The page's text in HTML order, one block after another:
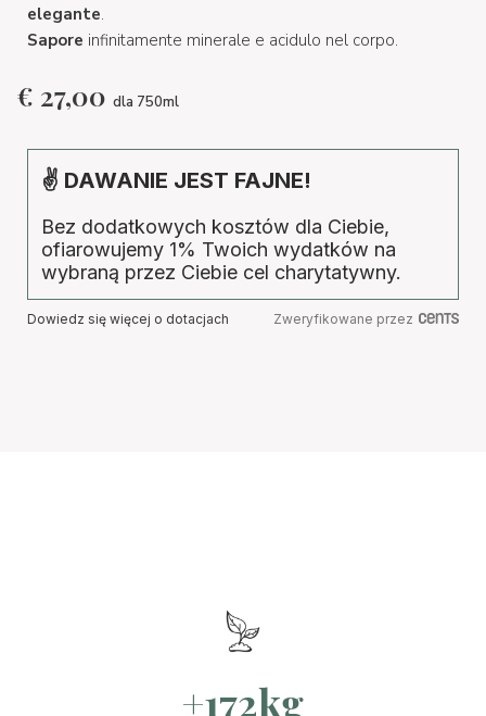
elegante.
Sapore infinitamente minerale e acidulo nel corpo.
€ 27,00 dla 750ml
✌ DAWANIE JEST FAJNE!
Bez dodatkowych kosztów dla Ciebie,
ofiarowujemy 1% Twoich wydatków na
wybraną przez Ciebie cel charytatywny.
Dowiedz się więcej o dotacjach Zweryfikowane przez
+172kg